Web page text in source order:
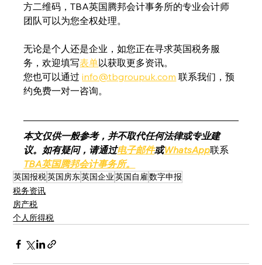
方二维码，TBA英国腾邦会计事务所的专业会计师
团队可以为您全权处理。
无论是个人还是企业，如您正在寻求英国税务服
务，欢迎填写表单以获取更多资讯。
您也可以通过 info@tbgroupuk.com 联系我们，预
约免费一对一咨询。
本文仅供一般参考，并不取代任何法律或专业建
议。如有疑问，请通过电子邮件或WhatsApp联系
TBA英国腾邦会计事务所。
英国报税英国房东英国企业英国自雇数字申报
税务资讯
房产税
个人所得税